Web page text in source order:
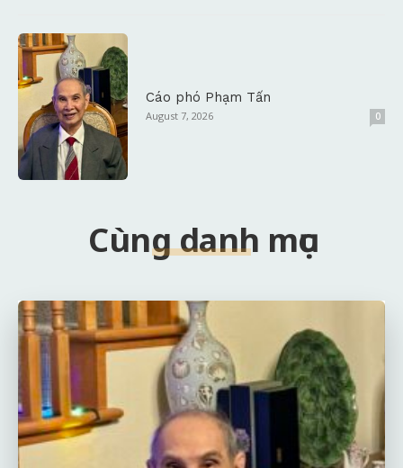
Cáo phó Phạm Tấn
August 7, 2026 0
Cùng danh mục